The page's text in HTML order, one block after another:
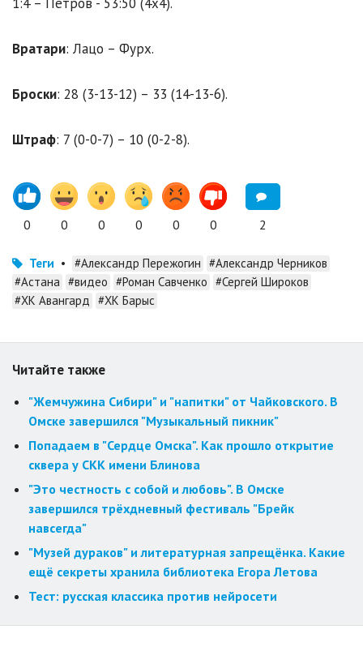
1:4 – Петров - 53:50 (4х4).
Вратари: Лацо – Фурх.
Броски: 28 (3-13-12) – 33 (14-13-6).
Штраф: 7 (0-0-7) – 10 (0-2-8).
0 0 0 0 0 0 2
Теги • #Александр Пережогин #Александр Черников
#Астана #видео #Роман Савченко #Сергей Широков
#ХК Авангард #ХК Барыс
Читайте также
"Жемчужина Сибири" и "напитки" от Чайковского. В
Омске завершился "Музыкальный пикник"
Попадаем в "Сердце Омска". Как прошло открытие
сквера у СКК имени Блинова
"Это честность с собой и любовь". В Омске
завершился трёхдневный фестиваль "Брейк
навсегда"
"Музей дураков" и литературная запрещёнка. Какие
ещё секреты хранила библиотека Егора Летова
Тест: русская классика против нейросети